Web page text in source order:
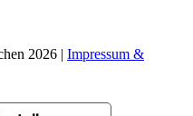
2026 | Impressum &